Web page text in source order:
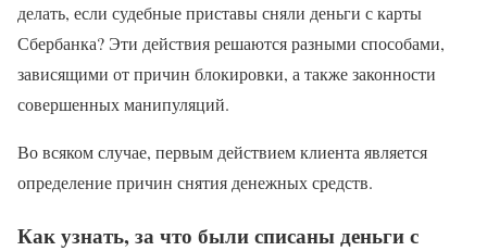
делать, если судебные приставы сняли деньги с карты
Сбербанка? Эти действия решаются разными способами,
зависящими от причин блокировки, а также законности
совершенных манипуляций.
Во всяком случае, первым действием клиента является
определение причин снятия денежных средств.
Как узнать, за что были списаны деньги с